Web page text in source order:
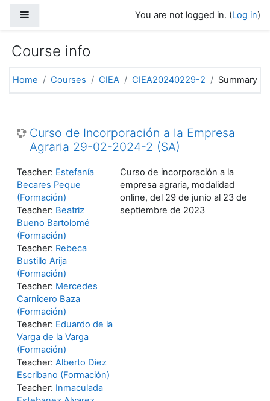
You are not logged in. (Log in)
Course info
Home Courses CIEA CIEA20240229-2 Summary
Curso de Incorporación a la Empresa
Agraria 29-02-2024-2 (SA)
Curso de incorporación a la
empresa agraria, modalidad
online, del 29 de junio al 23 de
septiembre de 2023
Teacher: Estefanía
Becares Peque
(Formación)
Teacher: Beatriz
Bueno Bartolomé
(Formación)
Teacher: Rebeca
Bustillo Arija
(Formación)
Teacher: Mercedes
Carnicero Baza
(Formación)
Teacher: Eduardo de la
Varga de la Varga
(Formación)
Teacher: Alberto Diez
Escribano (Formación)
Teacher: Inmaculada